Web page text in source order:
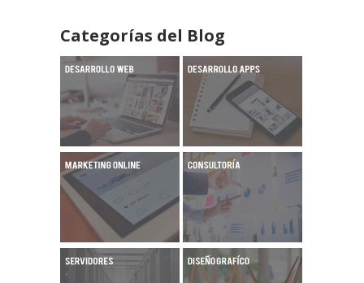
Categorías del Blog